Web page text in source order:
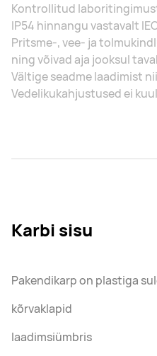
Kontrollitud
IP54 hinnangu vastavalt
Pritsme-, vee- ja
ning võivad aja jooksul
Vältige seadme laadimist
Vedelikukahjustused ei
Karbi sisu
Pakendikarp on plastiga
kõrvaklapid
laadimsiümbris